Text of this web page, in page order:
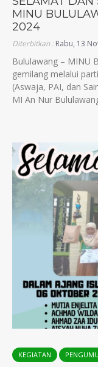
MINU
2024
Diterbitkan :Rabu, 13
Bululawang – MINU
gemilang melalui
(Aswaja, PAI, dan
MI An Nur
KEGIATAN